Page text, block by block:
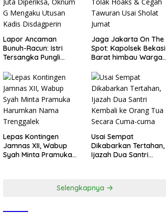
Lapor Ancaman
Bunuh-Racun: Istri
Tersangka Pungli
Oknum G Mengaku
Utusan Kadis
Disdagperin
Jaga Jakarta On The
Spot: Kapolsek Bekasi
Barat himbau Warga
Tawuran Usai Sholat
Jumat
Lepas Kontingen
Jamnas XII, Wabup
Syah Minta Pramuka
Usai Sempat
Dikabarkan Tertahan,
Ijazah Dua Santri
Selengkapnya